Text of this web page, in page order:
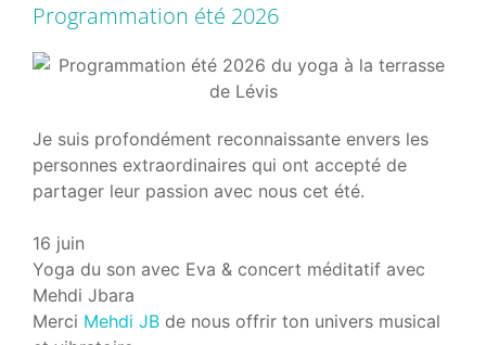
Programmation été 2026
Je suis profondément reconnaissante envers les
personnes extraordinaires qui ont accepté de
partager leur passion avec nous cet été.
16 juin
Yoga du son avec Eva & concert méditatif avec
Mehdi Jbara
Merci Mehdi JB de nous offrir ton univers musical